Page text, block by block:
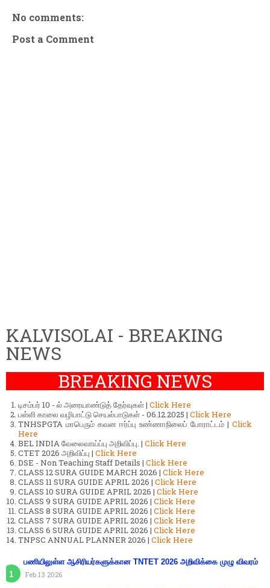
No comments:
Post a Comment
KALVISOLAI - BREAKING
NEWS
BREAKING NEWS
டிசம்பர் 10 - ல் அரையாண்டுத் தேர்வுகள் | Click Here
பள்ளி காலை வழிபாட்டு செயல்பாடுகள் - 06.12.2025 | Click Here
TNHSPGTA மாபெரும் கவன ஈர்ப்பு உண்ணாநிலைப் போராட்டம் | Click
Here
BEL INDIA வேலைவாய்ப்பு அறிவிப்பு. | Click Here
CTET 2026 அறிவிப்பு | Click Here
DSE - Non Teaching Staff Details | Click Here
CLASS 12 SURA GUIDE MARCH 2026 | Click Here
CLASS 11 SURA GUIDE APRIL 2026 | Click Here
CLASS 10 SURA GUIDE APRIL 2026 | Click Here
CLASS 9 SURA GUIDE APRIL 2026 | Click Here
CLASS 8 SURA GUIDE APRIL 2026 | Click Here
CLASS 7 SURA GUIDE APRIL 2026 | Click Here
CLASS 6 SURA GUIDE APRIL 2026 | Click Here
TNPSC ANNUAL PLANNER 2026 | Click Here
பணியிலுள்ள ஆசிரியர்களுக்கான TNTET 2026 அறிவிக்கை முழு விவரம்
Feb 13 2026